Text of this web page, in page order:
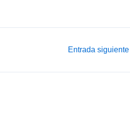
Entrada siguiente